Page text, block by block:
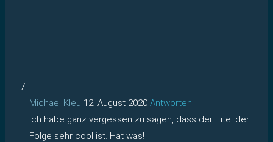
Michael Kleu 12. August 2020 Antworten
Ich habe ganz vergessen zu sagen, dass der Titel der
Folge sehr cool ist. Hat was!